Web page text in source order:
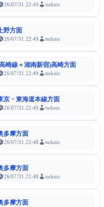
26/07/31 22:49 tsrknic
上野方面
26/07/31 22:49 tsrknic
崎線＋湘南新宿)高崎方面
26/07/31 22:49 tsrknic
京・東海道本線方面
26/07/31 22:49 tsrknic
多摩方面
26/07/31 22:48 tsrknic
多摩方面
26/07/31 22:48 tsrknic
多摩方面